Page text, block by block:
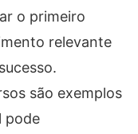
o primeiro
relevante
são exemplos
pode